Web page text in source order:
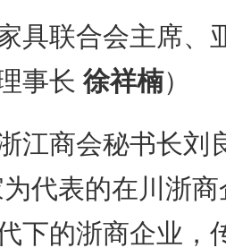
联合会主席、
事长 徐祥楠）
商会秘书长刘
为代表的在川浙
下的浙商企业，